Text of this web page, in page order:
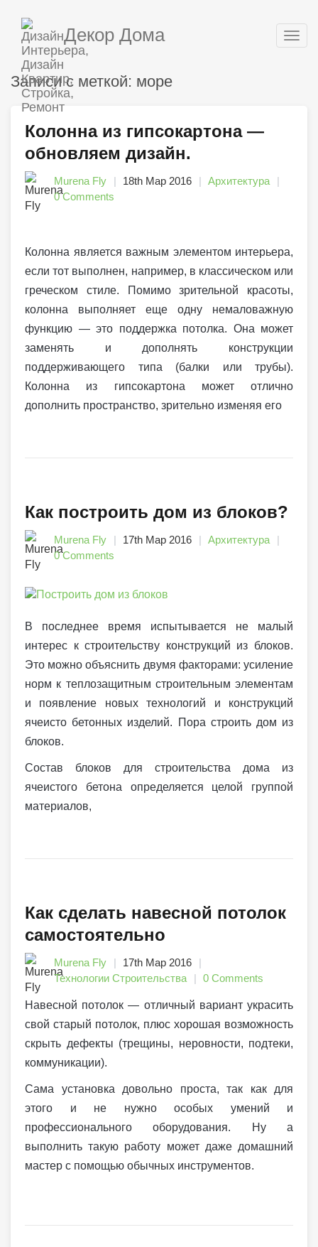
Декор Дома
Записи с меткой: море
Колонна из гипсокартона —
обновляем дизайн.
Murena Fly 18th Мар 2016
Архитектура
0 Comments
Колонна является важным элементом интерьера,
если тот выполнен, например, в классическом или
греческом стиле. Помимо зрительной красоты,
колонна выполняет еще одну немаловажную
функцию — это поддержка потолка. Она может
заменять и дополнять конструкции
поддерживающего типа (балки или трубы).
Колонна из гипсокартона может отлично
дополнить пространство, зрительно изменяя его
Как построить дом из блоков?
Murena Fly 17th Мар 2016
Архитектура
0 Comments
В последнее время
испытывается не малый
интерес к строительству конструкций из блоков.
Это можно объяснить двумя факторами: усиление
норм к теплозащитным строительным элементам
и появление новых технологий и конструкций
ячеисто бетонных изделий. Пора строить дом из
блоков.
Состав блоков для строительства дома из
ячеистого бетона определяется целой группой
материалов,
Как сделать навесной потолок
самостоятельно
Murena Fly
17th Мар 2016
Технологии Строительства
0 Comments
Навесной потолок — отличный вариант украсить
свой старый потолок, плюс хорошая возможность
скрыть дефекты (трещины, неровности, подтеки,
коммуникации).
Cама установка довольно проста, так как для
этого и не нужно особых умений и
профессионального оборудования. Ну а
выполнить такую работу может даже домашний
мастер с помощью обычных инструментов.